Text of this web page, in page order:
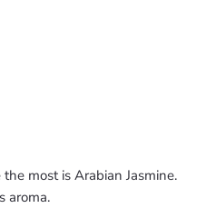
most is Arabian Jasmine.
aroma.